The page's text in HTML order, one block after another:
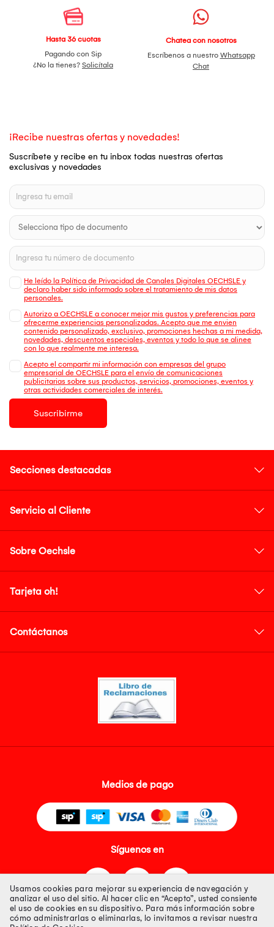
Hasta 36 cuotas
Pagando con Sip
¿No la tienes? Solicítala
Chatea con nosotros
Escríbenos a nuestro Whatsapp
Chat
¡Recibe nuestras ofertas y novedades!
Suscríbete y recibe en tu inbox todas nuestras ofertas
exclusivas y novedades
He leído la Política de Privacidad de Canales Digitales OECHSLE y
declaro haber sido informado sobre el tratamiento de mis datos
personales.
Autorizo a OECHSLE a conocer mejor mis gustos y preferencias para
ofrecerme experiencias personalizadas. Acepto que me envien
contenido personalizado, exclusivo, promociones hechas a mi medida,
novedades, descuentos especiales, eventos y todo lo que se alinee
con lo que realmente me interesa.
Acepto el compartir mi información con empresas del grupo
empresarial de OECHSLE para el envío de comunicaciones
publicitarias sobre sus productos, servicios, promociones, eventos y
otras actividades comerciales de interés.
Suscribirme
Secciones destacadas
Servicio al Cliente
Sobre Oechsle
Tarjeta oh!
Contáctanos
Medios de pago
Síguenos en
Usamos cookies para mejorar su experiencia de navegación y
analizar el uso del sitio. Al hacer clic en “Acepto”, usted consiente
el uso de cookies en su dispositivo. Para más información sobre
cómo administrarlas o eliminarlas, lo invitamos a revisar nuestra